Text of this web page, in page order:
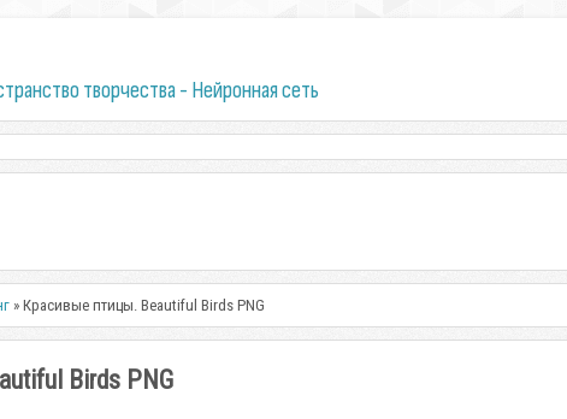
творчества - Нейронная сеть
» Красивые птицы. Beautiful Birds PNG
Birds PNG